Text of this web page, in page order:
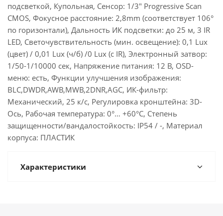
подсветкой, Купольная, Сенсор: 1/3" Progressive Scan
CMOS, Фокусное расстояние: 2,8mm (соответствует 106°
по горизонтали), Дальность ИК подсветки: до 25 м, 3 IR
LED, Светочувствительность (мин. освещение): 0,1 Lux
(цвет) / 0,01 Lux (ч/б) /0 Lux (с IR), Электронный затвор:
1/50-1/10000 сек, Напряжение питания: 12 В, OSD-
меню: есть, Функции улучшения изображения:
BLC,DWDR,AWB,MWB,2DNR,AGC, ИК-фильтр:
Механический, 25 к/с, Регулировка кронштейна: 3D-
Ось, Рабочая температура: 0°… +60°С, Степень
защищенности/вандалостойкость: IP54 / -, Материал
корпуса: ПЛАСТИК
Характеристики